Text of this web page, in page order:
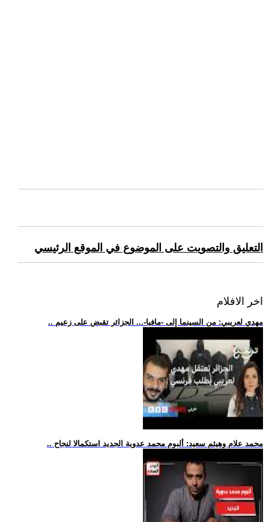
التعليق والتصويت على الموضوع في الموقع الرئيسي
اخر الافلام
.. مهدي لعريبي: من السينما إلى -مافيا-... الجزائر تقبض على زعيم
.. محمد علام وهيثم سعيد: ألبوم محمد عدوية الجديد استكمالا لنجاح